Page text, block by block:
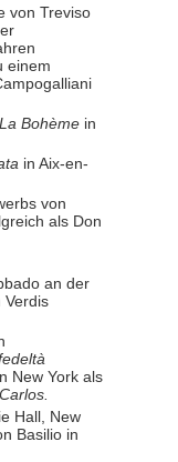
von Treviso
einem
La Bohèmein
in Aix-en-
von
als Don
an der
Verdis
New York als
Hall, New
Basilio in